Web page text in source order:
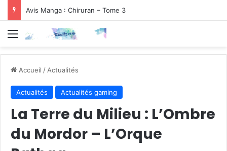
Avis Manga : Chiruran – Tome 3
Menu
Accueil / Actualités
Actualités Actualités gaming
La Terre du Milieu : L’Ombre
du Mordor – L’Orque